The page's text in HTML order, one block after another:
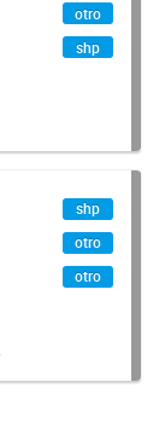
otro
shp
shp
otro
otro